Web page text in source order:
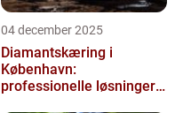
04 december 2025
Diamantskæring i
København:
professionelle løsninger